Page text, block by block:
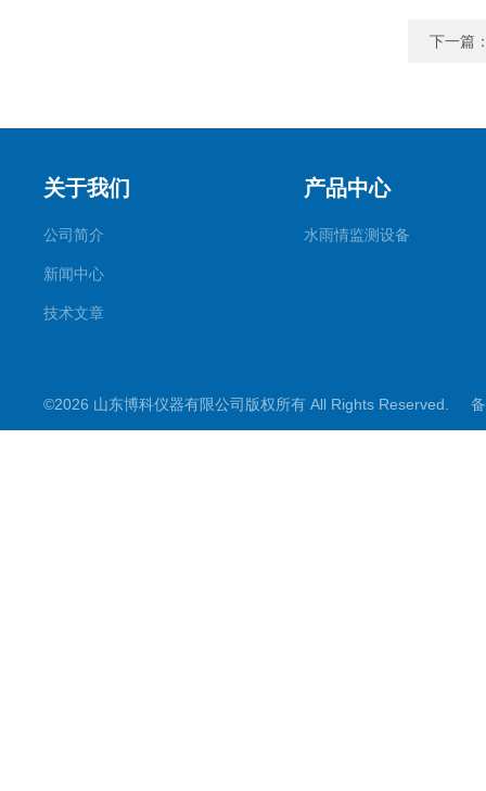
下一篇
关于我们
公司简介
新闻中心
技术文章
产品中心
水雨情监测设备
©2026 山东博科仪器有限公司版权所有 All Rights Reserved.